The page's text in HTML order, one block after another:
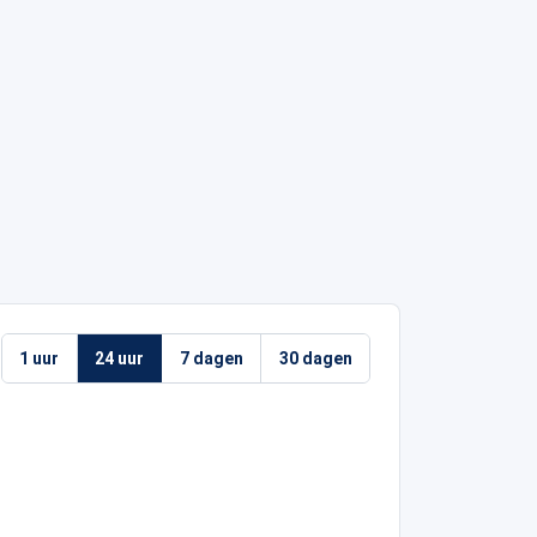
1 uur 24 uur 7 dagen 30 dagen